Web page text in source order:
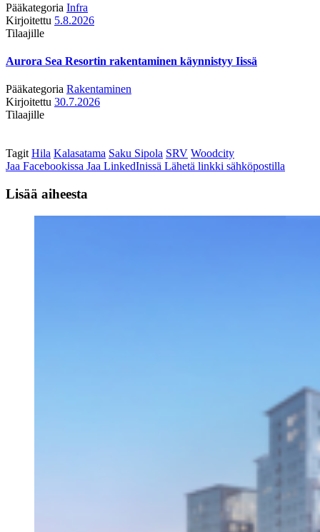
Pääkategoria Infra
Kirjoitettu 5.8.2026
Tilaajille
Aurora Sea Resortin rakentaminen käynnistyy Iissä
Pääkategoria Rakentaminen
Kirjoitettu 30.7.2026
Tilaajille
Tagit Hila Kalasatama Saku Sipola SRV Woodcity
Jaa Facebookissa Jaa LinkedInissä Lähetä linkki sähköpostilla
Lisää aiheesta